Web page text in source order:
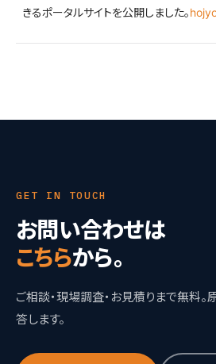
きるポータルサイトを公開しました。
GET IN TOUCH
お問い合わせは
こちらから。
ご相談・現場調査・お見積りまで無料
答します。